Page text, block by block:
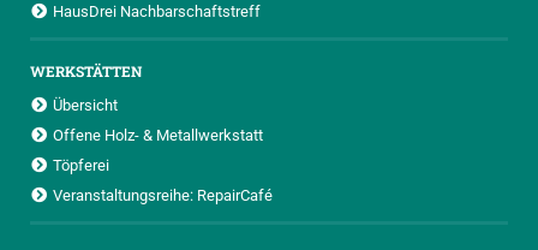
HausDrei Nachbarschaftstreff
WERKSTÄTTEN
Übersicht
Offene Holz- & Metallwerkstatt
Töpferei
Veranstaltungsreihe: RepairCafé